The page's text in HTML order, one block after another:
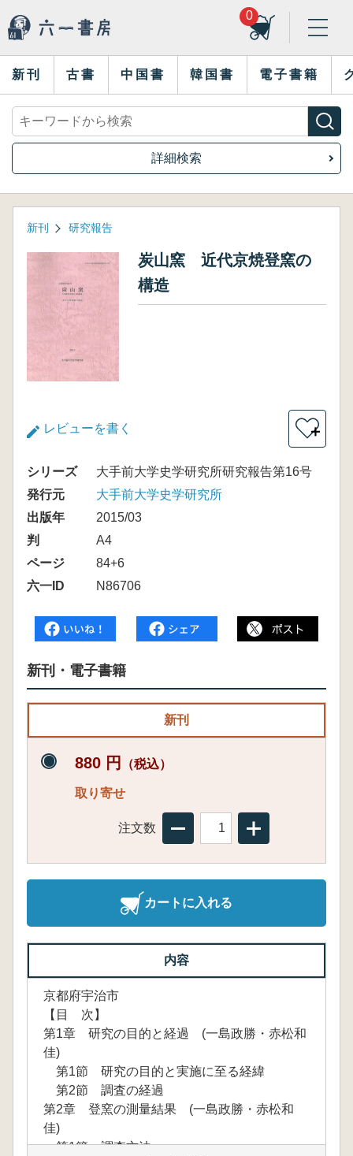
0
新刊 古書 中国書 韓国書 電子書籍
詳細検索
新刊 研究報告
炭山窯 近代京焼登窯の
構造
レビューを書く ＋
シリーズ
大手前大学史学研究所研究報告第16号
発行元
大手前大学史学研究所
出版年
2015/03
判
A4
ページ
84+6
六一ID
N86706
新刊・電子書籍
新刊
880 円 （税込）
取り寄せ
注文数
カートに入れる
内容
京都府宇治市
【目 次】
第1章 研究の目的と経過 (一島政勝・赤松和
佳)
第1節 研究の目的と実施に至る経緯
第2節 調査の経過
第2章 登窯の測量結果 (一島政勝・赤松和
佳)
第1節 調査方法